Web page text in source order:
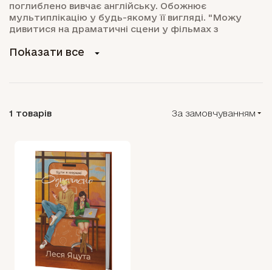
поглиблено вивчає англійську. Обожнює
мультиплікацію у будь-якому її вигляді. "Можу
дивитися на драматичні сцени у фільмах з
пізні в мультиках".
Показати все
1 товарів За замовчуванням